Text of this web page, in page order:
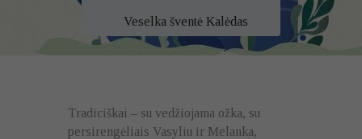
Veselka šventė Kalėdas
Administracinė informacija
Kontaktai
Tradiciškai – su vedžiojama ožka, su
persirengėliais Vasyliu ir Melanka,